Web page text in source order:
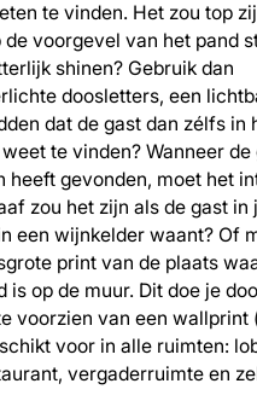
te vinden. Het zou top
de voorgevel van het pand
shinen? Gebruik dan
doosletters, een
dat de gast dan zélfs in
te vinden? Wanneer de
heeft gevonden, moet het
zou het zijn als de gast in
een wijnkelder waant? Of
print van de plaats
is op de muur. Dit doe je
voorzien van een wallprint
voor in alle ruimten:
vergaderruimte en